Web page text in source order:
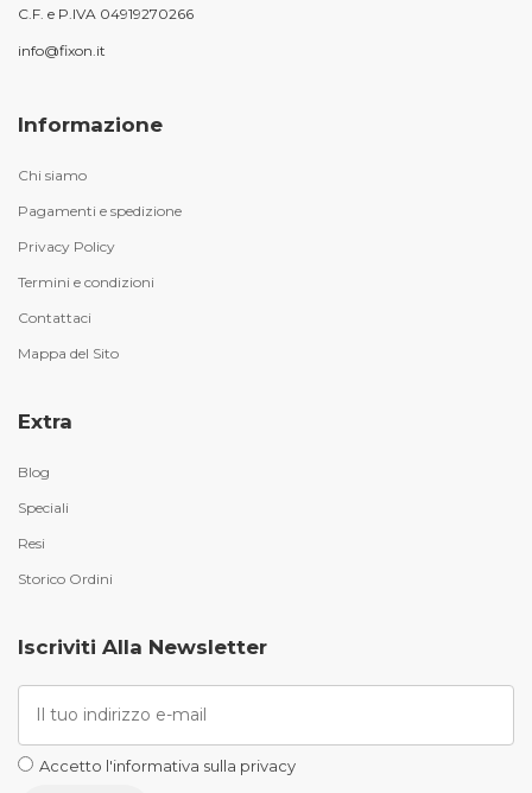
C.F. e P.IVA 04919270266
info@fixon.it
Informazione
Chi siamo
Pagamenti e spedizione
Privacy Policy
Termini e condizioni
Contattaci
Mappa del Sito
Extra
Blog
Speciali
Resi
Storico Ordini
Iscriviti Alla Newsletter
Accetto l'informativa sulla privacy